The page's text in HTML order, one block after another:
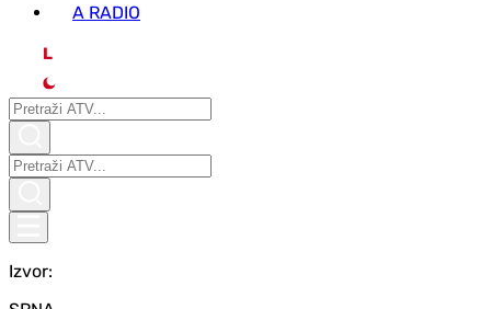
A RADIO
L
Izvor: